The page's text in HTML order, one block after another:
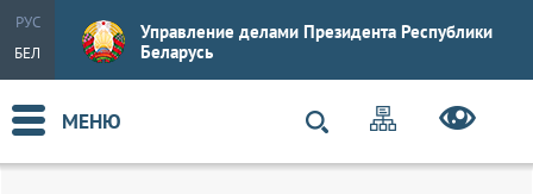
РУС
БЕЛ
Управление делами Президента Республики
Беларусь
МЕНЮ